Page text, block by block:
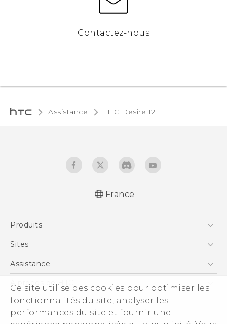
Ce site utilise des cookies pour optimiser les
fonctionnalités du site, analyser les
performances du site et fournir une
Contactez-nous
Assistance HTC Desire 12+‎
réglementation
Safety and regulatory guide
France
Produits
Smartphones
Vive
Accessoires
Sites
HTC Vive
HTC Pro
Assistance
eCommerce Support
À propos de HTC
ESG
Informations sur la société